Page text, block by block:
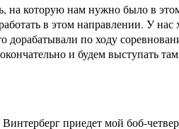
которую нам нужно было в этом
в этом направлении. У нас
по ходу
и будем выступать
приедет мой боб-